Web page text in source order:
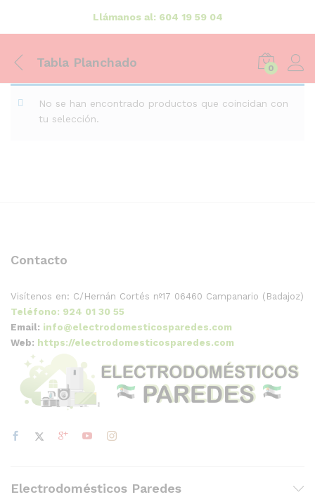
Llámanos al: 604 19 59 04
Tabla Planchado 0
No se han encontrado productos que coincidan con
tu selección.
Contacto
Visítenos en: C/Hernán Cortés nº17 06460 Campanario (Badajoz)
Teléfono: 924 01 30 55
Email: info@electrodomesticosparedes.com
Web: https://electrodomesticosparedes.com
Electrodomésticos Paredes